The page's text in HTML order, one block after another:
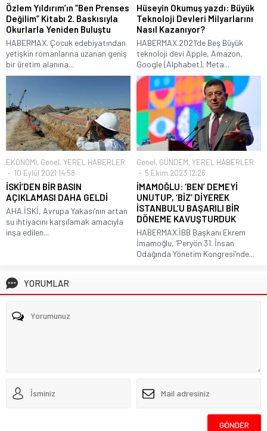
Özlem Yıldırım’ın “Ben Prenses
Değilim” Kitabı 2. Baskısıyla
Okurlarla Yeniden Buluştu
HABERMAX. Çocuk edebiyatından
yetişkin romanlarına uzanan geniş
bir üretim alanına...
Hüseyin Okumuş yazdı: Büyük
Teknoloji Devleri Milyarlarını
Nasıl Kazanıyor?
HABERMAX.2021’de Beş Büyük
teknoloji devi Apple, Amazon,
Google (Alphabet), Meta...
EKONOMİ, Genel, YEREL HABERLER
10 Eylül 2021 14:58
İSKİ’DEN BİR BASIN
AÇIKLAMASI DAHA GELDİ
AHA.İSKİ, Avrupa Yakası’nın artan
su ihtiyacını karşılamak amacıyla
inşa edilen...
Genel, GÜNDEM, YEREL HABERLER
5 Ekim 2023 12:26
İMAMOĞLU: ‘BEN’ DEMEYİ
UNUTUP, ‘BİZ’ DİYEREK
İSTANBUL’U BAŞARILI BİR
DÖNEME KAVUŞTURDUK
HABERMAX.İBB Başkanı Ekrem
İmamoğlu, ‘Peryön 31. İnsan
Odağında Yönetim Kongresi’nde...
YORUMLAR